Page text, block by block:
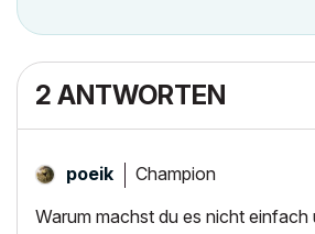
2 ANTWORTEN
poeik Champion
Warum machst du es nicht